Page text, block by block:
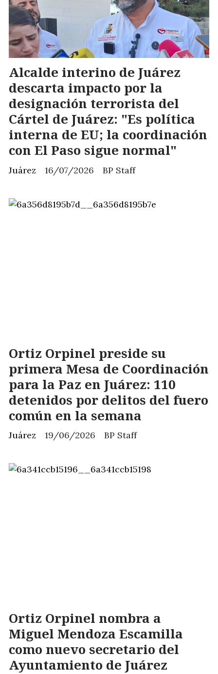
Alcalde interino de Juárez
descarta impacto por la
designación terrorista del
Cártel de Juárez: "Es política
interna de EU; la coordinación
con El Paso sigue normal"
BP Staff
Juárez 16/07/2026
Ortiz Orpinel preside su
primera Mesa de Coordinación
para la Paz en Juárez: 110
detenidos por delitos del fuero
común en la semana
BP Staff
Juárez 19/06/2026
Ortiz Orpinel nombra a
Miguel Mendoza Escamilla
como nuevo secretario del
Ayuntamiento de Juárez